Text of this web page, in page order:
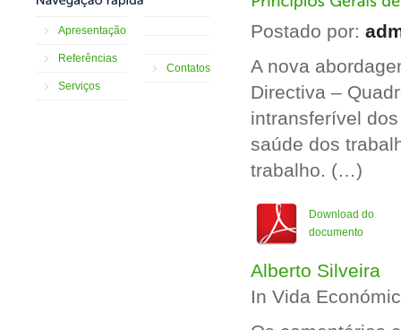
Apresentação
Referências
Serviços
Contatos
Postado por:
A nova
Directiva –
intransferível
saúde dos
trabalho. (…)
Download do
documento
Alberto Silveira
In Vida